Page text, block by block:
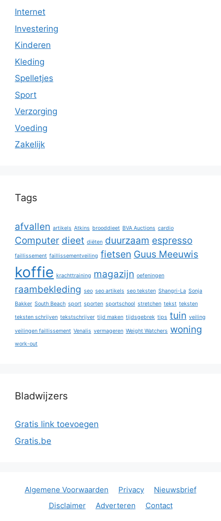
Internet
Investering
Kinderen
Kleding
Spelletjes
Sport
Verzorging
Voeding
Zakelijk
Tags
afvallen artikels Atkins brooddieet BVA Auctions cardio
Computer dieet diëten duurzaam espresso
faillissement faillissementveiling fietsen Guus Meeuwis
koffie krachttraining magazijn oefeningen
raambekleding seo seo artikels seo teksten Shangri-La Sonja
Bakker South Beach sport sporten sportschool stretchen tekst teksten
teksten schrijven tekstschrijver tijd maken tijdsgebrek tips tuin veiling
veilingen faillissement Venalis vermageren Weight Watchers woning
work-out
Bladwijzers
Gratis link toevoegen
Gratis.be
Algemene Voorwaarden Privacy
Nieuwsbrief
Disclaimer
Adverteren Contact